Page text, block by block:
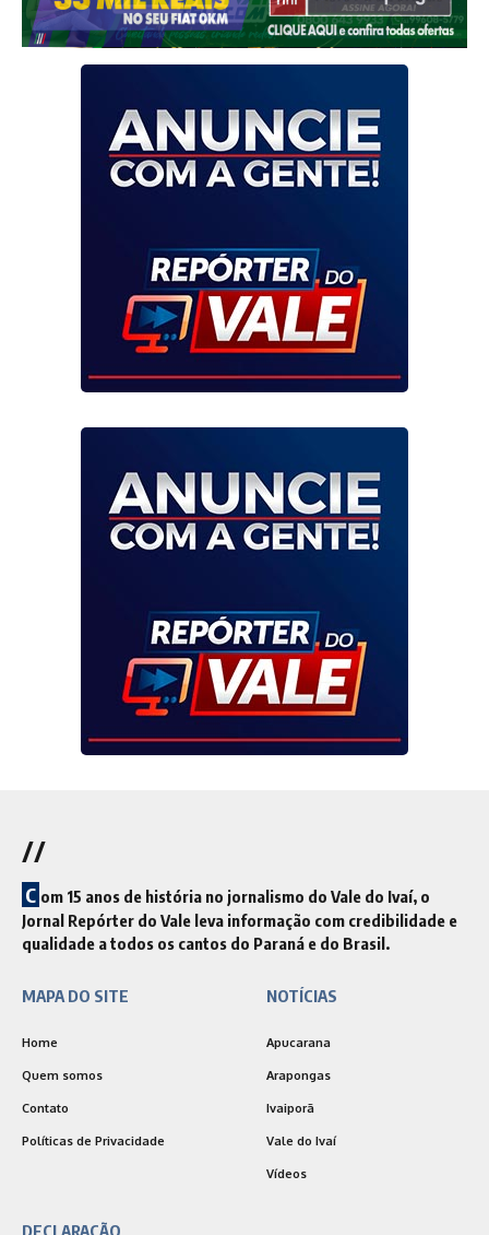
//
C om 15 anos de história no jornalismo do Vale do Ivaí, o
Jornal Repórter do Vale leva informação com credibilidade e
qualidade a todos os cantos do Paraná e do Brasil.
MAPA DO SITE
Home
Quem somos
Contato
Políticas de Privacidade
NOTÍCIAS
Apucarana
Arapongas
Ivaiporã
Vale do Ivaí
Vídeos
DECLARAÇÃO